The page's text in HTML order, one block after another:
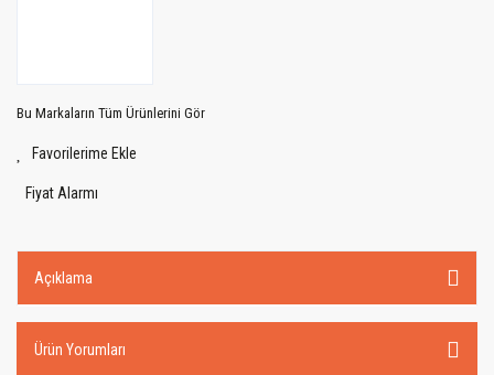
Bu Markaların Tüm Ürünlerini Gör
Fiyat Alarmı
Açıklama
Ürün Yorumları